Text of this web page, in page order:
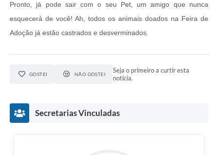
Pronto, já pode sair com o seu Pet, um amigo que nunca
esquecerá de você! Ah, todos os animais doados na Feira de
Adoção já estão castrados e desverminados.
GOSTEI NÃO GOSTEI
Seja o primeiro a curtir esta
notícia.
Secretarias Vinculadas